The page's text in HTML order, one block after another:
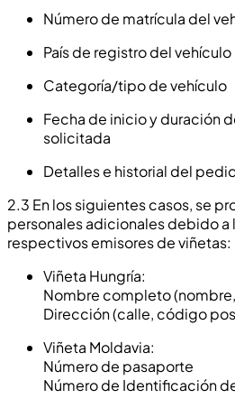
Número de matrícula del
País de registro del vehículo
Categoría/tipo de vehículo
Fecha de inicio y duración
solicitada
Detalles e historial del
2.3 En los siguientes casos, se
personales adicionales debido a
respectivos emisores de viñetas:
Viñeta Hungría:
Nombre completo
Dirección (calle, código
Viñeta Moldavia:
Número de pasaporte
Número de Identificación